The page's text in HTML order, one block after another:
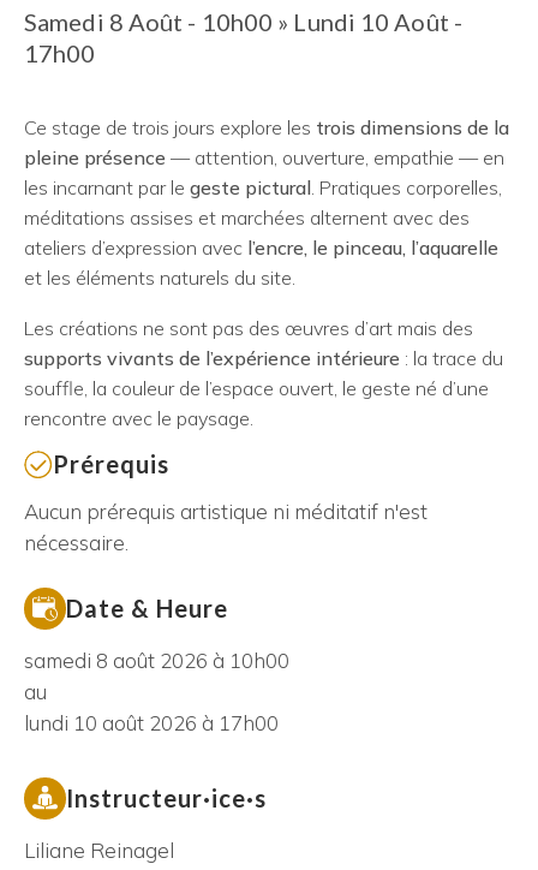
Samedi 8 Août - 10h00 » Lundi 10 Août -
17h00
Ce stage de trois jours explore les trois dimensions de la
pleine présence — attention, ouverture, empathie — en
les incarnant par le geste pictural. Pratiques corporelles,
méditations assises et marchées alternent avec des
ateliers d’expression avec l’encre, le pinceau, l’aquarelle
et les éléments naturels du site.
Les créations ne sont pas des œuvres d’art mais des
supports vivants de l’expérience intérieure : la trace du
souffle, la couleur de l’espace ouvert, le geste né d’une
rencontre avec le paysage.
Prérequis
Aucun prérequis artistique ni méditatif n'est
nécessaire.
Date & Heure
samedi 8 août 2026 à 10h00
au
lundi 10 août 2026 à 17h00
Instructeur·ice·s
Liliane Reinagel